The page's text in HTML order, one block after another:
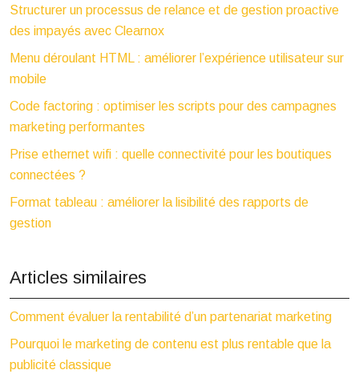
Structurer un processus de relance et de gestion proactive
des impayés avec Clearnox
Menu déroulant HTML : améliorer l’expérience utilisateur sur
mobile
Code factoring : optimiser les scripts pour des campagnes
marketing performantes
Prise ethernet wifi : quelle connectivité pour les boutiques
connectées ?
Format tableau : améliorer la lisibilité des rapports de
gestion
Articles similaires
Comment évaluer la rentabilité d’un partenariat marketing
Pourquoi le marketing de contenu est plus rentable que la
publicité classique